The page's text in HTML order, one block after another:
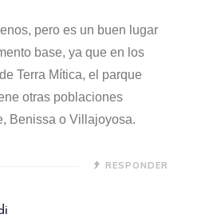
pero es un buen lugar
base, ya que en los
Terra Mítica, el parque
otras poblaciones
Benissa o Villajoyosa.
RESPONDER